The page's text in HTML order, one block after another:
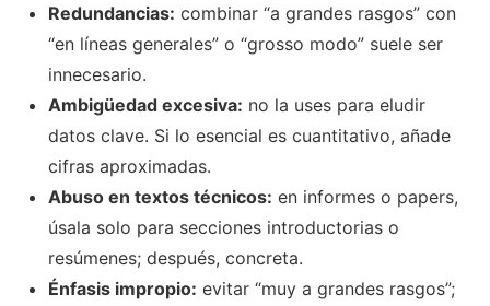
Redundancias: combinar “a grandes rasgos” con
“en líneas generales” o “grosso modo” suele ser
innecesario.
Ambigüedad excesiva: no la uses para eludir
datos clave. Si lo esencial es cuantitativo, añade
cifras aproximadas.
Abuso en textos técnicos: en informes o papers,
úsala solo para secciones introductorias o
resúmenes; después, concreta.
Énfasis impropio: evitar “muy a grandes rasgos”;